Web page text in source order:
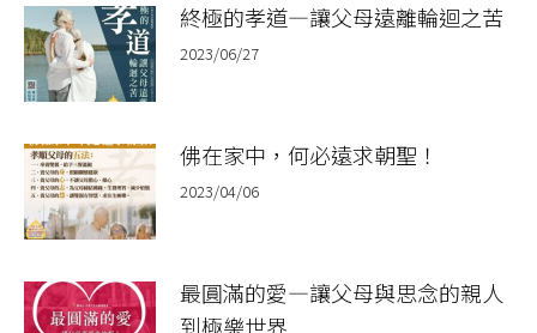
終極的孝道—讓父母遠離輪迴之苦
2023/06/27
佛在家中，何必遠求朝聖！
2023/04/06
最圓滿的愛—讓父母與思念的親人
到極樂世界